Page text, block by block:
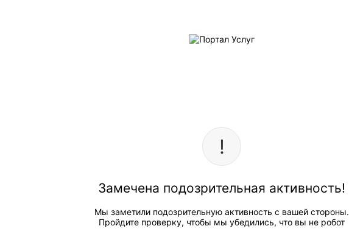
Замечена подозрительная активность!
Мы заметили подозрительную активность с вашей стороны.
Пройдите проверку, чтобы мы убедились, что вы не робот